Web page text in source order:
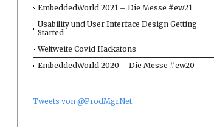
EmbeddedWorld 2021 – Die Messe #ew21
Usability und User Interface Design Getting
Started
Weltweite Covid Hackatons
EmbeddedWorld 2020 – Die Messe #ew20
Tweets von @ProdMgrNet